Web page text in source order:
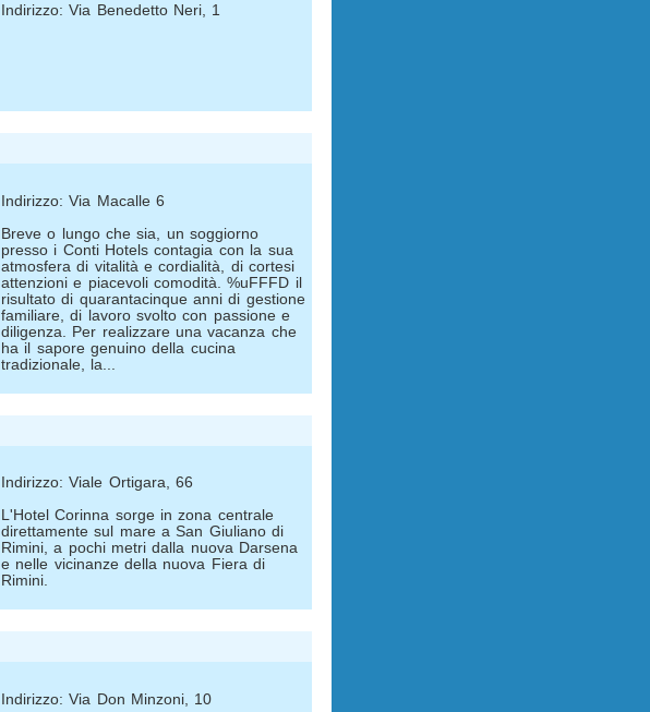
Indirizzo: Via Benedetto Neri, 1
Indirizzo: Via Macalle 6
Breve o lungo che sia, un soggiorno
presso i Conti Hotels contagia con la sua
atmosfera di vitalità e cordialità, di cortesi
attenzioni e piacevoli comodità. %uFFFD il
risultato di quarantacinque anni di gestione
familiare, di lavoro svolto con passione e
diligenza. Per realizzare una vacanza che
ha il sapore genuino della cucina
tradizionale, la...
Indirizzo: Viale Ortigara, 66
L'Hotel Corinna sorge in zona centrale
direttamente sul mare a San Giuliano di
Rimini, a pochi metri dalla nuova Darsena
e nelle vicinanze della nuova Fiera di
Rimini.
Indirizzo: Via Don Minzoni, 10